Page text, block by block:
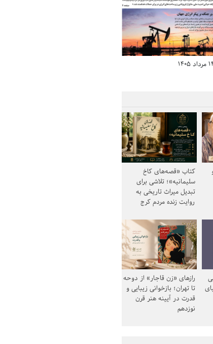
کتاب «قصه‌های کاخ
سلیمانیه»؛ تلاشی برای
تبدیل میراث تاریخی به
روایت زنده مردم کرج
رازهای «زن قاجار» از دوحه
تا تهران؛ بازخوانی زیبایی و
قدرت در آیینه هنر قرن
نوزدهم